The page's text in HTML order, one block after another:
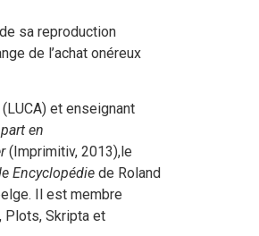
sa reproduction
de l’achat onéreux
et enseignant
en
(Imprimitiv, 2013),le
Encyclopédiede Roland
Il est membre
Plots, Skripta et